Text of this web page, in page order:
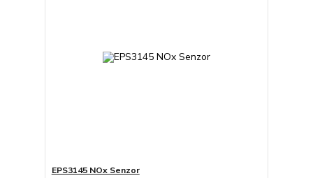
EPS3145 NOx Senzor